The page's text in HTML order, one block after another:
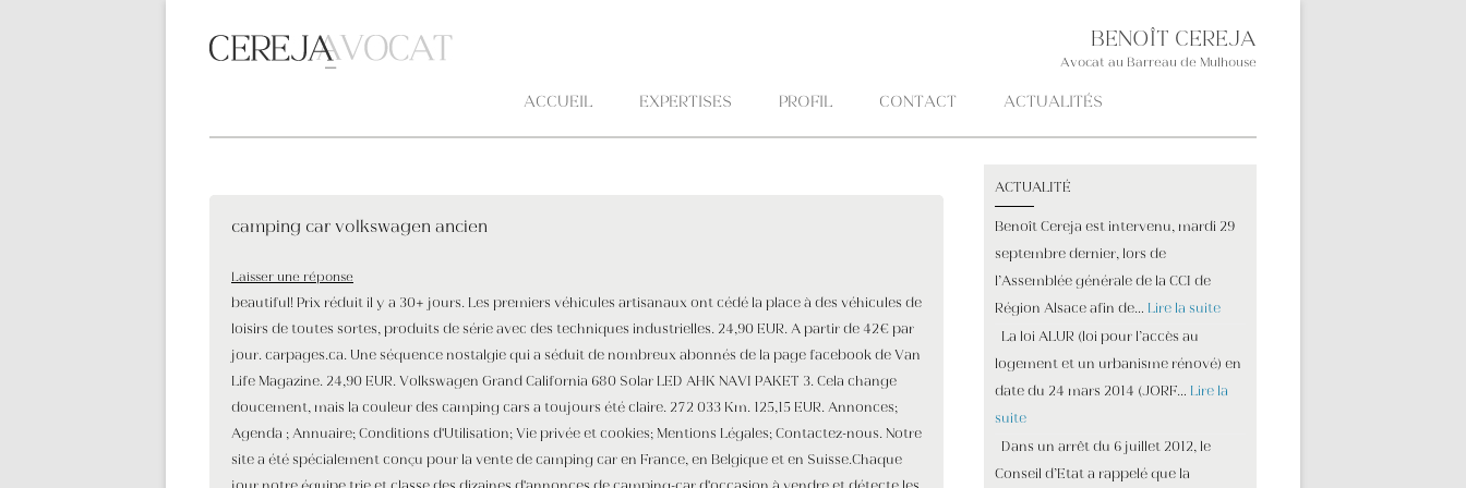
BENOÎT CEREJA
Avocat au Barreau de Mulhouse
ACCUEIL EXPERTISES PROFIL CONTACT ACTUALITÉS
camping car volkswagen ancien
Laisser une réponse
beautiful! Prix réduit il y a 30+ jours. Les premiers véhicules artisanaux ont cédé la place à des véhicules de
loisirs de toutes sortes, produits de série avec des techniques industrielles. 24,90 EUR. A partir de 42€ par
jour. carpages.ca. Une séquence nostalgie qui a séduit de nombreux abonnés de la page facebook de Van
Life Magazine. 24,90 EUR. Volkswagen Grand California 680 Solar LED AHK NAVI PAKET 3. Cela change
doucement, mais la couleur des camping cars a toujours été claire. 272 033 Km. 125,15 EUR. Annonces;
Agenda ; Annuaire; Conditions d'Utilisation; Vie privée et cookies; Mentions Légales; Contactez-nous. Notre
site a été spécialement conçu pour la vente de camping car en France, en Belgique et en Suisse.Chaque
ACTUALITÉ
Benoît Cereja est intervenu, mardi 29
septembre dernier, lors de
l’Assemblée générale de la CCI de
Région Alsace afin de… Lire la suite
La loi ALUR (loi pour l’accès au
logement et un urbanisme rénové) en
date du 24 mars 2014 (JORF… Lire la
suite
Dans un arrêt du 6 juillet 2012, le
Conseil d’Etat a rappelé que la